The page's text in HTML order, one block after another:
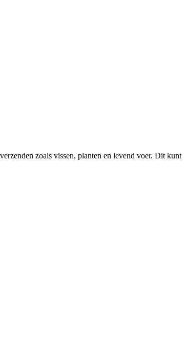
zoals vissen, planten en levend voer. Dit kunt